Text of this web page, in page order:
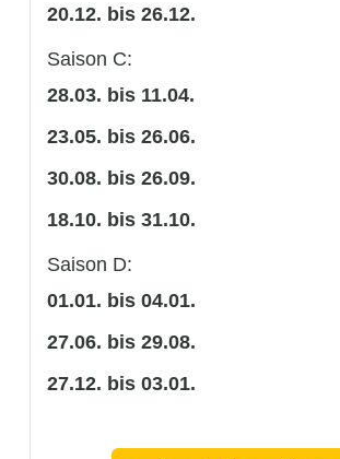
20.12. bis 26.12.
Saison C:
28.03. bis 11.04.
23.05. bis 26.06.
30.08. bis 26.09.
18.10. bis 31.10.
Saison D:
01.01. bis 04.01.
27.06. bis 29.08.
27.12. bis 03.01.